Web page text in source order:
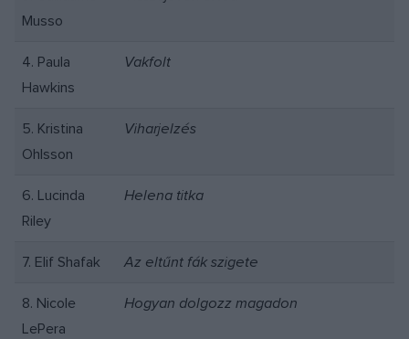
Musso
4. Paula
Hawkins
Vakfolt
5. Kristina
Ohlsson
Viharjelzés
6. Lucinda
Riley
Helena titka
7. Elif Shafak Az eltűnt fák szigete
8. Nicole
LePera
Hogyan dolgozz magadon